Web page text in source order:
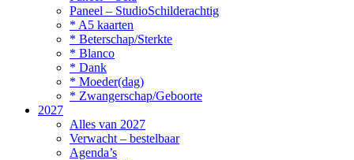
Paneel – StudioSchilderachtig
* A5 kaarten
* Beterschap/Sterkte
* Blanco
* Dank
* Moeder(dag)
* Zwangerschap/Geboorte
2027
Alles van 2027
Verwacht – bestelbaar
Agenda’s